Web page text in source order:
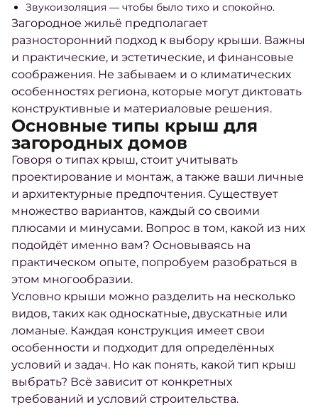
Звукоизоляция — чтобы было тихо и спокойно.
Загородное жильё предполагает
разносторонний подход к выбору крыши. Важны
и практические, и эстетические, и финансовые
соображения. Не забываем и о климатических
особенностях региона, которые могут диктовать
конструктивные и материаловые решения.
Основные типы крыш для
загородных домов
Говоря о типах крыш, стоит учитывать
проектирование и монтаж, а также ваши личные
и архитектурные предпочтения. Существует
множество вариантов, каждый со своими
плюсами и минусами. Вопрос в том, какой из них
подойдёт именно вам? Основываясь на
практическом опыте, попробуем разобраться в
этом многообразии.
Условно крыши можно разделить на несколько
видов, таких как односкатные, двускатные или
ломаные. Каждая конструкция имеет свои
особенности и подходит для определённых
условий и задач. Но как понять, какой тип крыш
выбрать? Всё зависит от конкретных
требований и условий строительства.